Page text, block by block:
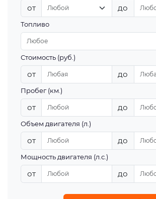
от до
Топливо
Стоимость (руб.)
от до
Пробег (км.)
от до
Объем двигателя (л.)
от до
Мощность двигателя (л.с.)
от до